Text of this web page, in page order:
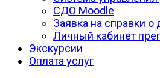
СДО Moodle
Заявка на справки о
Личный кабинет
Экскурсии
Оплата услуг